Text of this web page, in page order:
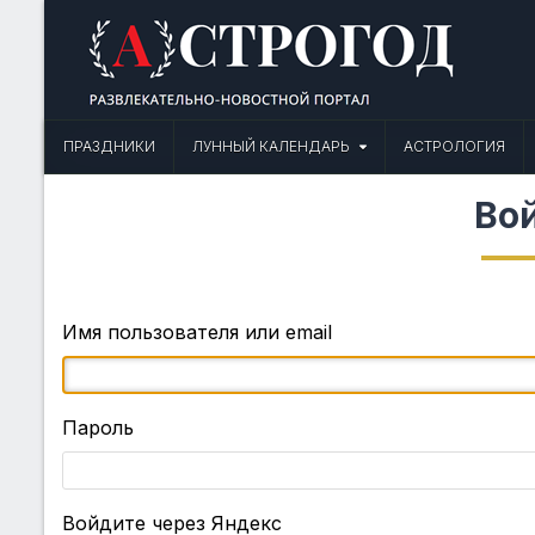
Астрогод: Праздники
ПРАЗДНИКИ
ЛУННЫЙ КАЛЕНДАРЬ АСТРОЛОГИЯ
Имя пользователя или email
Пароль
Войдите через Яндекс